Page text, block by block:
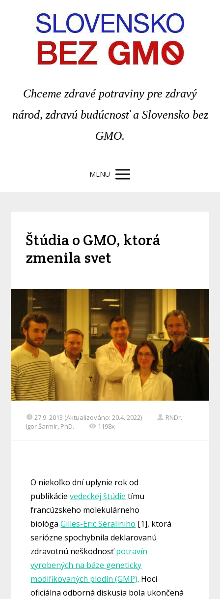
Chceme zdravé potraviny pre zdravý
národ, zdravú budúcnosť a Slovensko bez
GMO.
MENU
Štúdia o GMO, ktorá
zmenila svet
27.9. 2013 (Aktualizováno: 20.4. 2022)
RNDr.
Igor Šarmír, PhD.
1198x
O niekoľko dní uplynie rok od
publikácievedeckej štúdie tímu
francúzskeho molekulárneho
biológaGilles-Eric Séraliniho [1], ktorá
seriózne spochybnila deklarovanú
zdravotnú neškodnosťpotravín
vyrobených na báze geneticky
modifikovaných plodín (GMP). Hoci
oficiálna odborná diskusia bola ukončená